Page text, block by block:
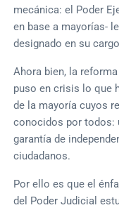
mecánica: el Poder
en base a mayorías-
designado en su
Ahora bien, la
puso en crisis lo que
de la mayoría cuyos
conocidos por todos:
garantía de
ciudadanos.
Por ello es que el
del Poder Judicial